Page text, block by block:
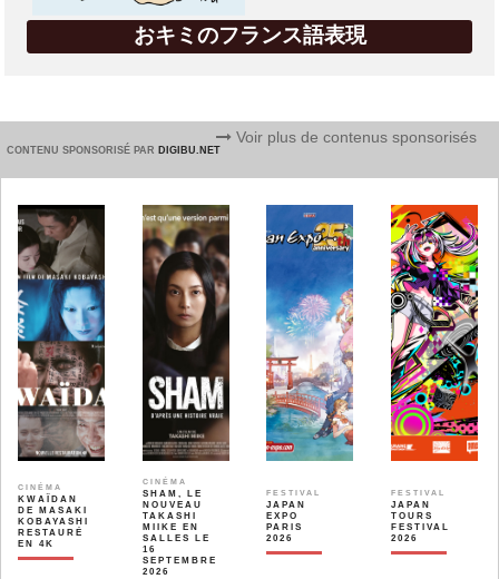
おキミのフランス語表現
CONTENU SPONSORISÉ PAR DIGIBU.NET
Voir plus de contenus sponsorisés
CINÉMA
KWAÏDAN
DE MASAKI
KOBAYASHI
RESTAURÉ
EN 4K
CINÉMA
SHAM, LE
NOUVEAU
TAKASHI
MIIKE EN
SALLES LE
16
SEPTEMBRE
2026
FESTIVAL
JAPAN
EXPO
PARIS
2026
FESTIVAL
JAPAN
TOURS
FESTIVAL
2026